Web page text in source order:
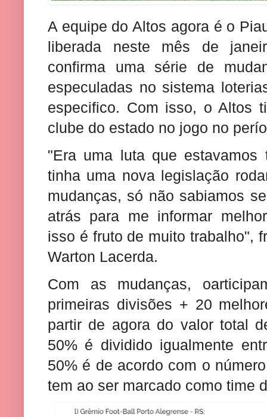
A equipe do Altos agora é o
liberada neste mês de
confirma uma série de
especuladas no sistema
especifico. Com isso, o Altos
clube do estado no jogo no
"Era uma luta que estavamos
tinha uma nova legislação
mudanças, só não sabiamos
atrás para me informar
isso é fruto de muito trabalho",
Warton Lacerda.
Com as mudanças,
primeiras divisões + 20
partir de agora do valor total
50% é dividido igualmente
50% é de acordo com o
tem ao ser marcado como time